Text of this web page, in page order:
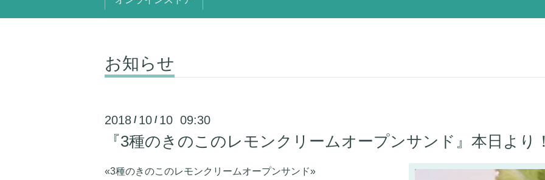
お知らせ
2018 / 10 / 10 09:30
『3種のきのこのレモンクリームオープンサンド』本日より
«3種のきのこのレモンクリームオープンサンド»